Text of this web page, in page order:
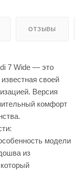
ОТЗЫВЫ
7 Wide — это
своей
Версия
комфорт
модели
из